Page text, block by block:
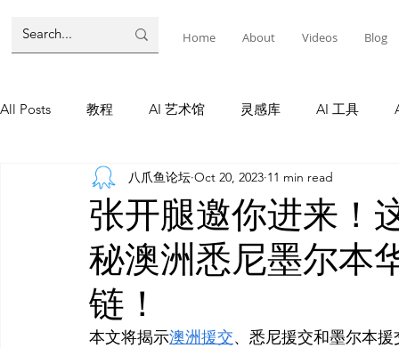
Home About Videos Blog
All Posts 教程 AI 艺术馆 灵感库 AI 工具
AI 工具 AI Tool Tutorials
灵感库 AI 新闻 灵感库 教程
张开腿邀你进来！
秘澳洲悉尼墨尔本
链！
八爪鱼论坛 Oct 20, 2023 11 min read
本文将揭示澳洲援交、悉尼援交和墨尔本